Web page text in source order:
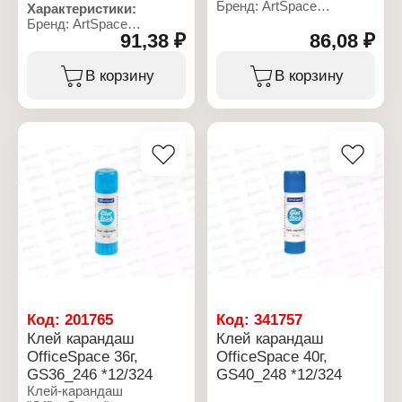
Количество: 5 штук
Характеристики:
Бренд: ArtSpace
Артикул: 267914
Тип товара: Клеевые
стержни
Назначение: для
Фасовка: 65 г
91,38 ₽
В корзину
Бренд: ArtSpace
Тип товара: Клеевые
Назначение: для
пистолета
Длина: 200 мм
86,08 ₽
В корзину
Код: 201765
Клей карандаш
OfficeSpace 36г,
GS36_246 *12/324
Клей-карандаш
Код:341757
Клей карандаш
OfficeSpace 40г,
GS40_248 *12/324